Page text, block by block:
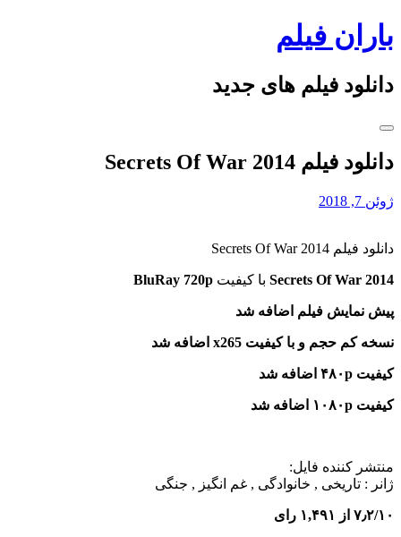
Skip
to
content
باران فیلم
دانلود فیلم های جدید
دانلود فیلم Secrets Of War 2014
ژوئن 7, 2018
دانلود فیلم Secrets Of War 2014
Secrets Of War 2014 با کیفیت BluRay 720p
پیش نمایش فیلم اضافه شد
نسخه کم حجم و با کیفیت x265 اضافه شد
کیفیت ۴۸۰p اضافه شد
کیفیت ۱۰۸۰p اضافه شد
منتشر کننده فایل:
ژانر : تاریخی , خانوادگی , غم انگیز , جنگی
۷٫۲/۱۰ از ۱,۴۹۱ رای